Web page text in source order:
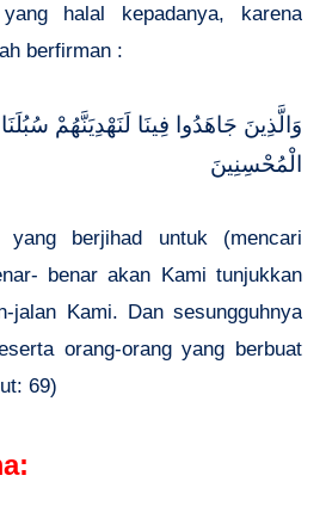
halal kepadanya, karena
berfirman :
وَالَّذِينَ جَاهَدُوا فِينَا لَنَهْدِيَنَّهُمْ
الْمُحْسِنِينَ
yang berjihad untuk (mencari
benar akan Kami tunjukkan
jalan Kami. Dan sesungguhnya
orang-orang yang berbuat
69)